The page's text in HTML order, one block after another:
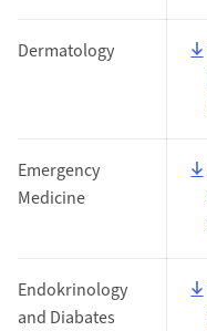
Dermatology
Emergency
Medicine
Endokrinology
and Diabates